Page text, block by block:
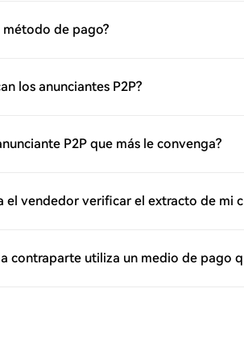
método de pago?
los anunciantes P2P?
P2P que más le convenga?
el vendedor verificar el extracto de mi
contraparte utiliza un medio de pago